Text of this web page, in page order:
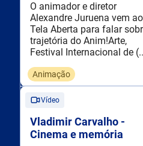
O animador e diretor
Alexandre Juruena vem ao
Tela Aberta para falar
trajetória do Anim!Arte,
Festival Internacional de
Animação
Vídeo
Vladimir Carvalho -
Cinema e memória